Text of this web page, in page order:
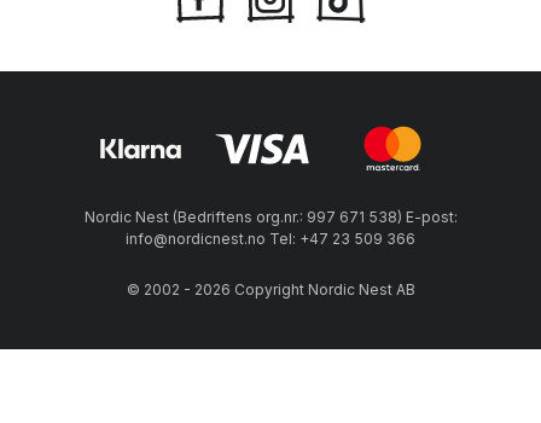
Nordic Nest (Bedriftens org.nr.: 997 671 538) E-post:
info@nordicnest.no Tel: +47 23 509 366
© 2002 - 2026 Copyright Nordic Nest AB